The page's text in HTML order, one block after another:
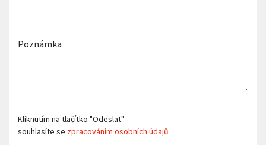
Poznámka
Kliknutím na tlačítko "Odeslat"
souhlasíte se zpracováním osobních údajů